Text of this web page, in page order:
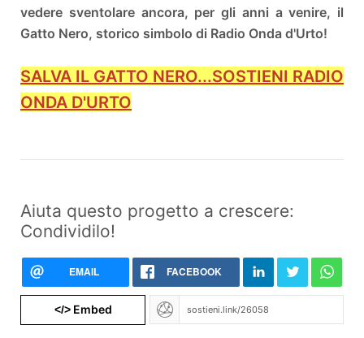
vedere sventolare ancora, per gli anni a venire, il
Gatto Nero, storico simbolo di Radio Onda d'Urto!
SALVA IL GATTO NERO...SOSTIENI RADIO
ONDA D'URTO
Aiuta questo progetto a crescere:
Condividilo!
EMAIL FACEBOOK
</>Embed